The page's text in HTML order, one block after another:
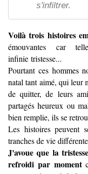
s'infiltrer.
Voilà trois histoires
émouvantes car
infinie tristesse...
Pourtant ces hommes
natal tant aimé, qui leur
de quitter, de leurs
partagés heureux ou
bien remplie, ils se
Les histoires peuvent
tranches de vie
J'avoue que la
refroidi par moment